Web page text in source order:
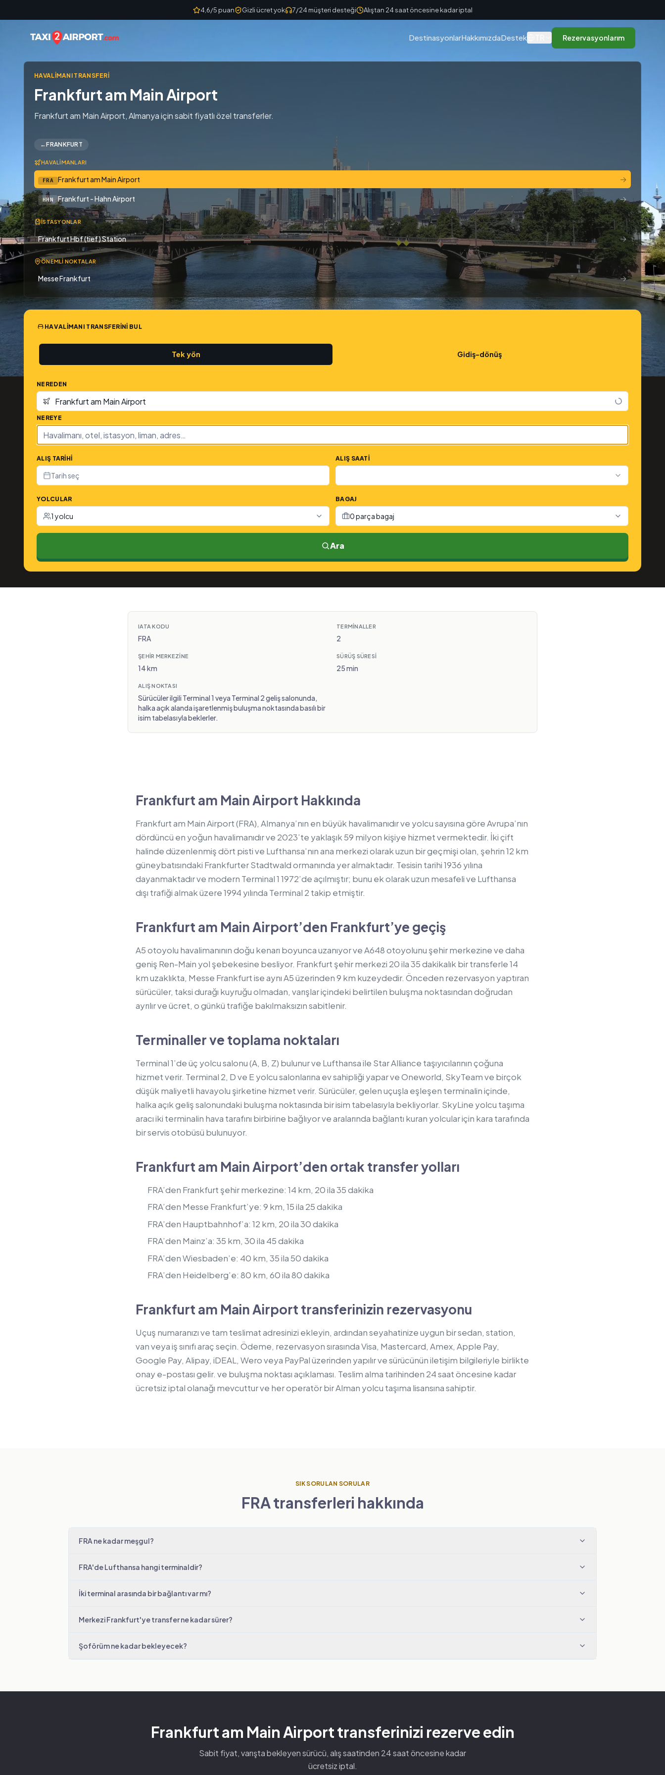
4,6/5 puan Gizli ücret yok 7/24 müşteri desteği Alıştan 24 saat öncesine kadar iptal
DestinasyonlarHakkımızdaDestek Rezervasyonlarım
HAVALIMANI TRANSFERI
Frankfurt am Main Airport
Frankfurt am Main Airport, Almanya için sabit fiyatlı özel transferler.
←FRANKFURT
HAVALIMANLARI
FRA Frankfurt am Main Airport →
HHN Frankfurt - Hahn Airport →
İSTASYONLAR
Frankfurt Hbf (tief) Station →
ÖNEMLI NOKTALAR
Messe Frankfurt →
HAVALIMANI TRANSFERINI BUL
Tek yön Gidiş-dönüş
NEREDEN
NEREYE
ALIŞ TARIHI
Tarih seç
ALIŞ SAATI
YOLCULAR
1 yolcu
BAGAJ
0 parça bagaj
Ara
IATA KODU
FRA
TERMINALLER
2
ŞEHIR MERKEZINE
14 km
SÜRÜŞ SÜRESI
25 min
ALIŞ NOKTASI
Sürücüler ilgili Terminal 1 veya Terminal 2 geliş salonunda,
halka açık alanda işaretlenmiş buluşma noktasında basılı bir
isim tabelasıyla beklerler.
Frankfurt am Main Airport Hakkında
Frankfurt am Main Airport (FRA), Almanya’nın en büyük havalimanıdır ve yolcu sayısına göre Avrupa’nın
dördüncü en yoğun havalimanıdır ve 2023’te yaklaşık 59 milyon kişiye hizmet vermektedir. İki çift
halinde düzenlenmiş dört pisti ve Lufthansa’nın ana merkezi olarak uzun bir geçmişi olan, şehrin 12 km
güneybatısındaki Frankfurter Stadtwald ormanında yer almaktadır. Tesisin tarihi 1936 yılına
dayanmaktadır ve modern Terminal 1 1972’de açılmıştır; bunu ek olarak uzun mesafeli ve Lufthansa
dışı trafiği almak üzere 1994 yılında Terminal 2 takip etmiştir.
Frankfurt am Main Airport’den Frankfurt’ye geçiş
A5 otoyolu havalimanının doğu kenarı boyunca uzanıyor ve A648 otoyolunu şehir merkezine ve daha
geniş Ren-Main yol şebekesine besliyor. Frankfurt şehir merkezi 20 ila 35 dakikalık bir transferle 14
km uzaklıkta, Messe Frankfurt ise aynı A5 üzerinden 9 km kuzeydedir. Önceden rezervasyon yaptıran
sürücüler, taksi durağı kuyruğu olmadan, varışlar içindeki belirtilen buluşma noktasından doğrudan
ayrılır ve ücret, o günkü trafiğe bakılmaksızın sabitlenir.
Terminaller ve toplama noktaları
Terminal 1’de üç yolcu salonu (A, B, Z) bulunur ve Lufthansa ile Star Alliance taşıyıcılarının çoğuna
hizmet verir. Terminal 2, D ve E yolcu salonlarına ev sahipliği yapar ve Oneworld, SkyTeam ve birçok
düşük maliyetli havayolu şirketine hizmet verir. Sürücüler, gelen uçuşla eşleşen terminalin içinde,
halka açık geliş salonundaki buluşma noktasında bir isim tabelasıyla bekliyorlar. SkyLine yolcu taşıma
aracı iki terminalin hava tarafını birbirine bağlıyor ve aralarında bağlantı kuran yolcular için kara tarafında
bir servis otobüsü bulunuyor.
Frankfurt am Main Airport’den ortak transfer yolları
FRA’den Frankfurt şehir merkezine: 14 km, 20 ila 35 dakika
FRA’den Messe Frankfurt’ye: 9 km, 15 ila 25 dakika
FRA’den Hauptbahnhof’a: 12 km, 20 ila 30 dakika
FRA’den Mainz’a: 35 km, 30 ila 45 dakika
FRA’den Wiesbaden’e: 40 km, 35 ila 50 dakika
FRA’den Heidelberg’e: 80 km, 60 ila 80 dakika
Frankfurt am Main Airport transferinizin rezervasyonu
Uçuş numaranızı ve tam teslimat adresinizi ekleyin, ardından seyahatinize uygun bir sedan, station,
van veya iş sınıfı araç seçin. Ödeme, rezervasyon sırasında Visa, Mastercard, Amex, Apple Pay,
Google Pay, Alipay, iDEAL, Wero veya PayPal üzerinden yapılır ve sürücünün iletişim bilgileriyle birlikte
onay e-postası gelir. ve buluşma noktası açıklaması. Teslim alma tarihinden 24 saat öncesine kadar
ücretsiz iptal olanağı mevcuttur ve her operatör bir Alman yolcu taşıma lisansına sahiptir.
SIK SORULAN SORULAR
FRA transferleri hakkında
FRA ne kadar meşgul?
FRA'de Lufthansa hangi terminaldir?
İki terminal arasında bir bağlantı var mı?
Merkezi Frankfurt'ye transfer ne kadar sürer?
Şoförüm ne kadar bekleyecek?
Frankfurt am Main Airport transferinizi rezerve edin
Sabit fiyat, varışta bekleyen sürücü, alış saatinden 24 saat öncesine kadar
ücretsiz iptal.